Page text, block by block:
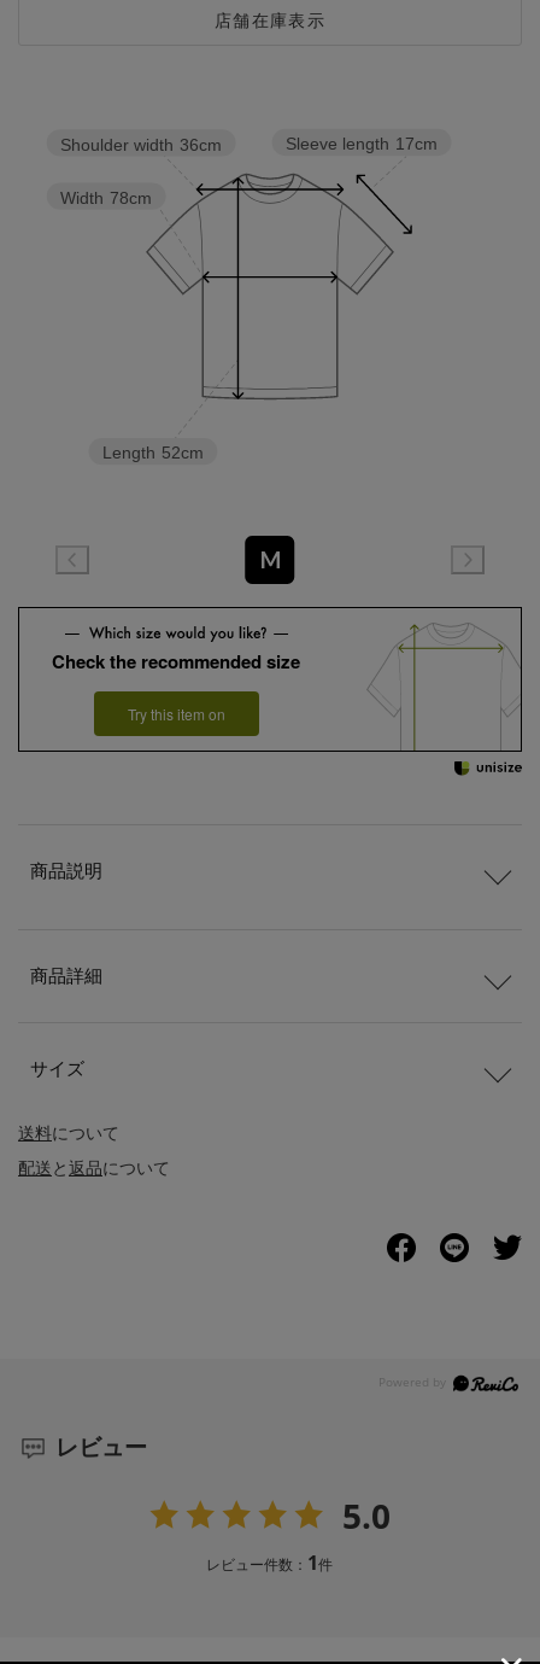
店舗在庫表示
Sleeve length 17cm
Length 52cm
Width 78cm
Shoulder width 36cm
M
Check the recommended size
Try this item on
送料について
配送と返品について
商品説明
商品詳細
サイズ
レビュー
5.0
レビュー件数： 1件